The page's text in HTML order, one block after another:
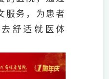
服务，为患者
舒适就医体